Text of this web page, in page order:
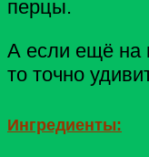
перцы.
А если ещё на
то точно
Ингредиенты: